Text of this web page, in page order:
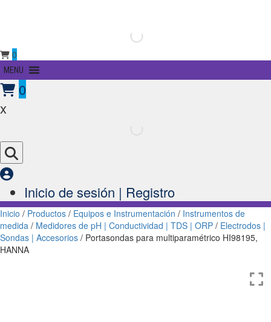
0
Primary
Menu
MENU
0
x
Inicio de sesión | Registro
Inicio / Productos / Equipos e Instrumentación / Instrumentos de
medida / Medidores de pH | Conductividad | TDS | ORP / Electrodos |
Sondas | Accesorios / Portasondas para multiparamétrico HI98195,
HANNA